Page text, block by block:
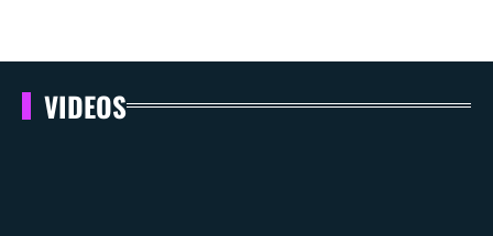
VIDEOS